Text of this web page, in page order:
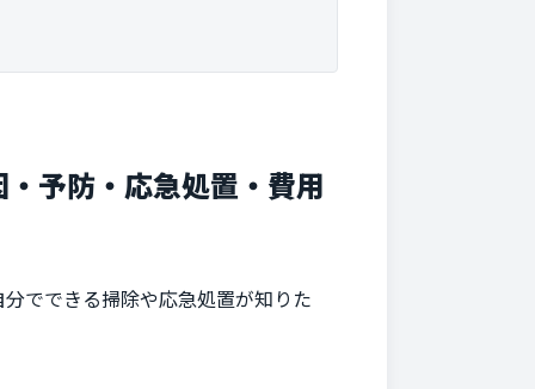
予防・応急処置・費用
でできる掃除や応急処置が知りた